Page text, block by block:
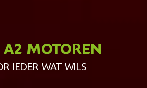
MOTOREN
IEDER WAT WILS